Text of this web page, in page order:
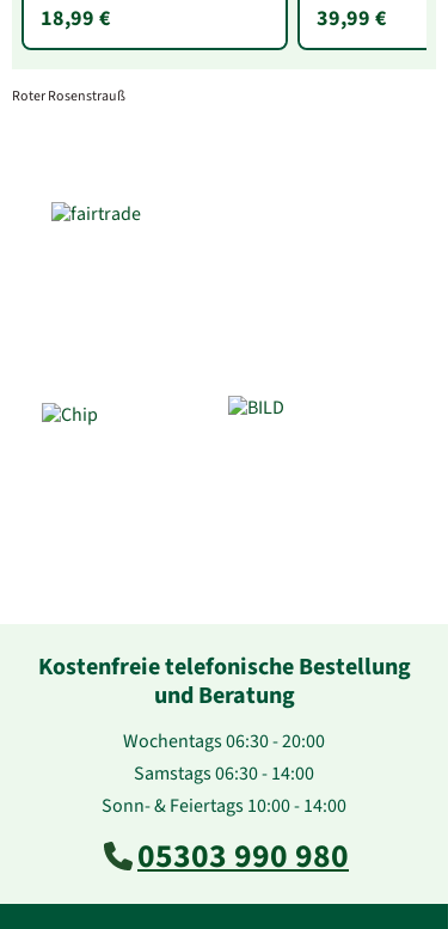
18,99 € 39,99 €
Roter Rosenstrauß
Kostenfreie telefonische Bestellung
und Beratung
Wochentags 06:30 - 20:00
Samstags 06:30 - 14:00
Sonn- & Feiertags 10:00 - 14:00
05303 990 980